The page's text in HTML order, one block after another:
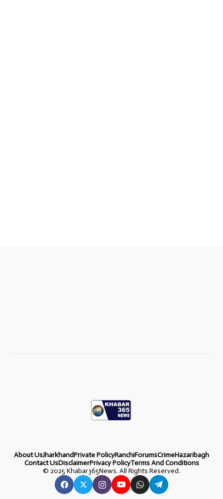
About UsJharkhandPrivate PolicyRanchiForumsCrimeHazaribagh
Contact UsDisclaimerPrivacy PolicyTerms And Conditions
© 2025 Khabar365News. All Rights Reserved.